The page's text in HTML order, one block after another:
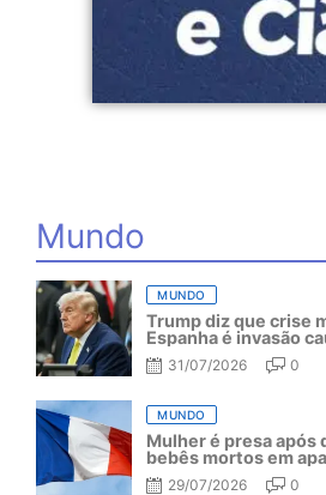
Mundo
MUNDO
Trump diz que crise
Espanha é invasão
31/07/2026 0
MUNDO
Mulher é presa após
bebês mortos em
29/07/2026 0